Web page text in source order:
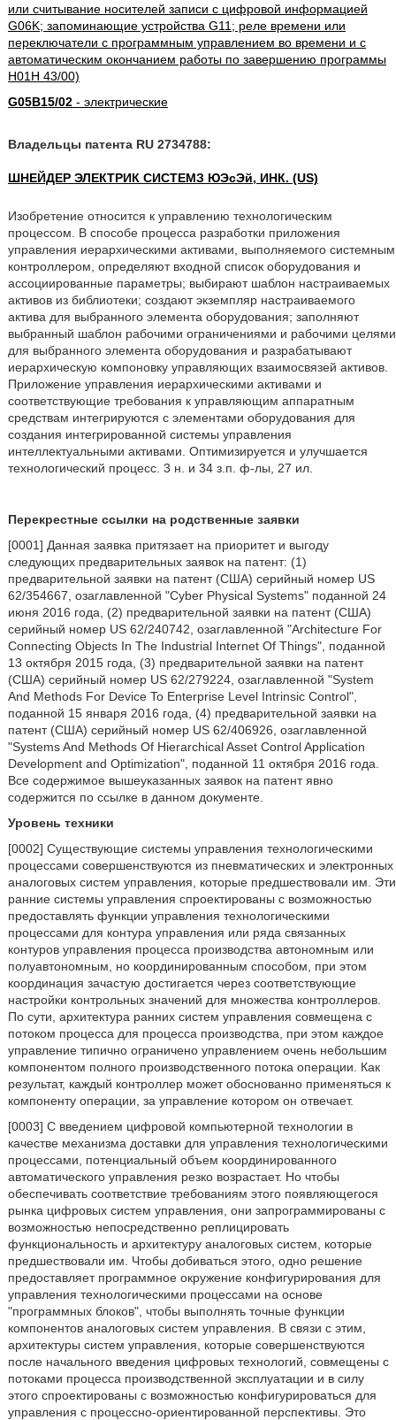
или считывание носителей записи с цифровой информацией
G06K; запоминающие устройства G11; реле времени или
переключатели с программным управлением во времени и с
автоматическим окончанием работы по завершению программы
H01H 43/00)
G05B15/02- электрические
Владельцы патента RU 2734788:
ШНЕЙДЕР ЭЛЕКТРИК СИСТЕМЗ ЮЭсЭй, ИНК. (US)
Изобретение относится к управлению технологическим
процессом. В способе процесса разработки приложения
управления иерархическими активами, выполняемого системным
контроллером, определяют входной список оборудования и
ассоциированные параметры; выбирают шаблон настраиваемых
активов из библиотеки; создают экземпляр настраиваемого
актива для выбранного элемента оборудования; заполняют
выбранный шаблон рабочими ограничениями и рабочими целями
для выбранного элемента оборудования и разрабатывают
иерархическую компоновку управляющих взаимосвязей активов.
Приложение управления иерархическими активами и
соответствующие требования к управляющим аппаратным
средствам интегрируются с элементами оборудования для
создания интегрированной системы управления
интеллектуальными активами. Оптимизируется и улучшается
технологический процесс. 3 н. и 34 з.п. ф-лы, 27 ил.
Перекрестные ссылки на родственные заявки
[0001] Данная заявка притязает на приоритет и выгоду
следующих предварительных заявок на патент: (1)
предварительной заявки на патент (США) серийный номер US
62/354667, озаглавленной "Cyber Physical Systems" поданной 24
июня 2016 года, (2) предварительной заявки на патент (США)
серийный номер US 62/240742, озаглавленной "Architecture For
Connecting Objects In The Industrial Internet Of Things", поданной
13 октября 2015 года, (3) предварительной заявки на патент
(США) серийный номер US 62/279224, озаглавленной "System
And Methods For Device To Enterprise Level Intrinsic Control",
поданной 15 января 2016 года, (4) предварительной заявки на
патент (США) серийный номер US 62/406926, озаглавленной
"Systems And Methods Of Hierarchical Asset Control Application
Development and Optimization", поданной 11 октября 2016 года.
Все содержимое вышеуказанных заявок на патент явно
содержится по ссылке в данном документе.
Уровень техники
[0002] Существующие системы управления технологическими
процессами совершенствуются из пневматических и электронных
аналоговых систем управления, которые предшествовали им. Эти
ранние системы управления спроектированы с возможностью
предоставлять функции управления технологическими
процессами для контура управления или ряда связанных
контуров управления процесса производства автономным или
полуавтономным, но координированным способом, при этом
координация зачастую достигается через соответствующие
настройки контрольных значений для множества контроллеров.
По сути, архитектура ранних систем управления совмещена с
потоком процесса для процесса производства, при этом каждое
управление типично ограничено управлением очень небольшим
компонентом полного производственного потока операции. Как
результат, каждый контроллер может обоснованно применяться к
компоненту операции, за управление котором он отвечает.
[0003] С введением цифровой компьютерной технологии в
качестве механизма доставки для управления технологическими
процессами, потенциальный объем координированного
автоматического управления резко возрастает. Но чтобы
обеспечивать соответствие требованиям этого появляющегося
рынка цифровых систем управления, они запрограммированы с
возможностью непосредственно реплицировать
функциональность и архитектуру аналоговых систем, которые
предшествовали им. Чтобы добиваться этого, одно решение
предоставляет программное окружение конфигурирования для
управления технологическими процессами на основе
"программных блоков", чтобы выполнять точные функции
компонентов аналоговых систем управления. В связи с этим,
архитектуры систем управления, которые совершенствуются
после начального введения цифровых технологий, совмещены с
потоками процесса производственной эксплуатации и в силу
этого спроектированы с возможностью конфигурироваться для
управления с процессно-ориентированной перспективы. Это